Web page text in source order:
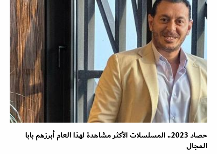
حصاد 2023.. المسلسلات الأكثر مشاهدة لهذا العام أبرزهم بابا
المجال